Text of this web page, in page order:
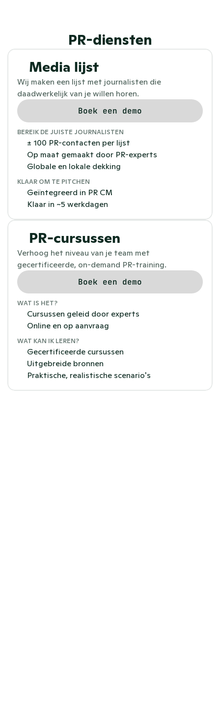
PR-diensten
Media lijst
Wij maken een lijst met journalisten die
daadwerkelijk van je willen horen.
Boek een demo
BEREIK DE JUISTE JOURNALISTEN
± 100 PR-contacten per lijst
Op maat gemaakt door PR-experts
Globale en lokale dekking
KLAAR OM TE PITCHEN
Geïntegreerd in PR CM
Klaar in ~5 werkdagen
PR-cursussen
Verhoog het niveau van je team met
gecertificeerde, on-demand PR-training.
Boek een demo
WAT IS HET?
Cursussen geleid door experts
Online en op aanvraag
WAT KAN IK LEREN?
Gecertificeerde cursussen
Uitgebreide bronnen
Praktische, realistische scenario's